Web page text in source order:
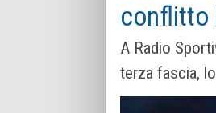
conflitto
A Radio
terza fascia,